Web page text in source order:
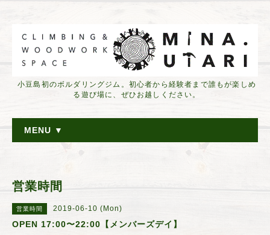
小豆島初のボルダリングジム。初心者から経験者まで誰もが楽しめ
る遊び場に、ぜひお越しください。
MENU ▼
営業時間
営業時間 2019-06-10 (Mon)
OPEN 17:00〜22:00【メンバーズデイ】